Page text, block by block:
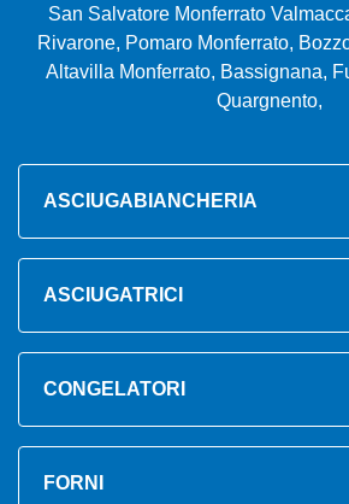
San Salvatore Monferrato
Rivarone, Pomaro Monferrato,
Altavilla Monferrato, Bassignana,
Quargnento,
ASCIUGABIANCHERIA
ASCIUGATRICI
CONGELATORI
FORNI